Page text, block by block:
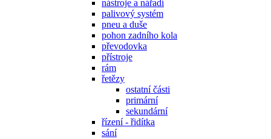
nástroje a nářadí
palivový systém
pneu a duše
pohon zadního kola
převodovka
přístroje
rám
řetězy
ostatní části
primární
sekundární
řízení - řidítka
sání